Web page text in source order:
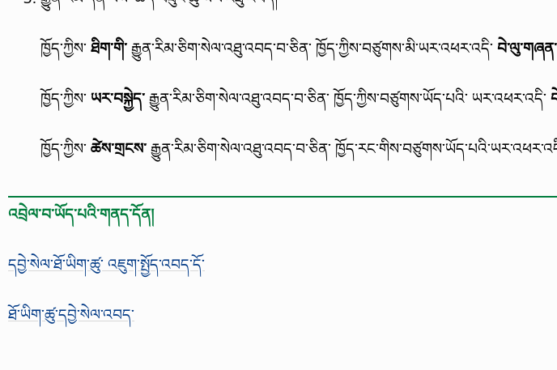
ཁྱོད་ཀྱིས་ ཐིག་གི་ རྒྱུན་རིམ་ཅིག་སེལ་འཐུ་འབད་བ་ཅིན་ ཁྱོད་ཀྱིས་བཙུགས་མི་ཡར་འཕར་འདི་
ཁྱོད་ཀྱིས་ ཡར་བསྐྱེད་ རྒྱུན་རིམ་ཅིག་སེལ་འཐུ་འབད་བ་ཅིན་ ཁྱོད་ཀྱིས་བཙུགས་ཡོད་པའི་ ཡར་འཕར་འདི་
ཁྱོད་ཀྱིས་ ཚེས་གྲངས་ རྒྱུན་རིམ་ཅིག་སེལ་འཐུ་འབད་བ་ཅིན་
འབྲེལ་བ་ཡོད་པའི་གནད་དོན།
དབྱེ་སེལ་ཐོ་ཡིག་ཚུ་ འཇུག་སྤྱོད་འབད་དོ་
ཐོ་ཡིག་ཚུ་དབྱེ་སེལ་འབད་